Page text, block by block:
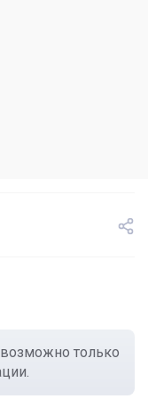
возможно только